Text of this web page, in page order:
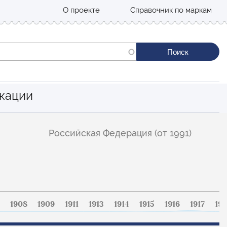
О проекте Справочник по маркам
Российская Федерация (от 1991)
1908 1909 1911 1913 1914 1915 1916 1917